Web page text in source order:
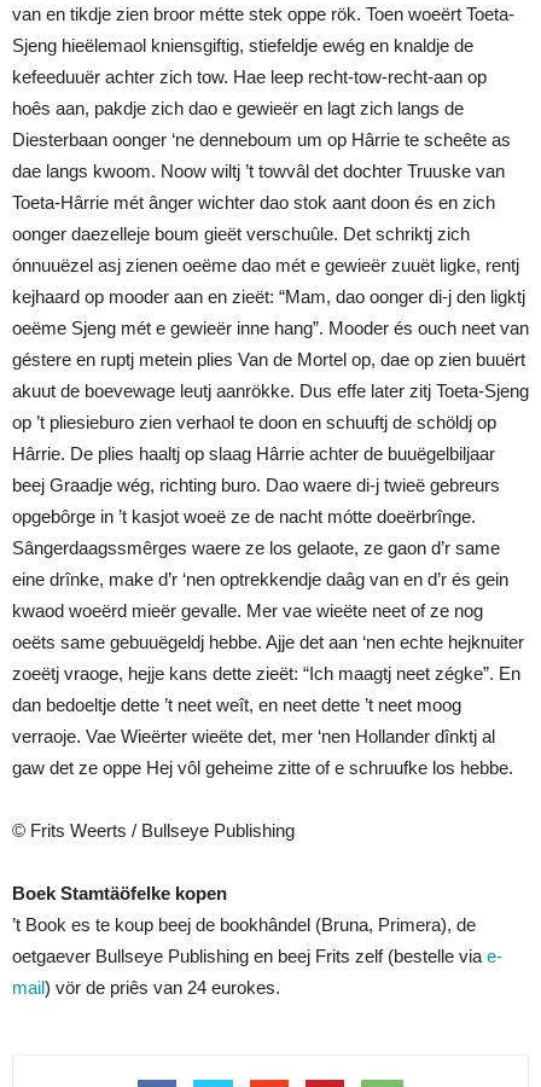
van en tikdje zien broor métte stek oppe rök. Toen woeërt Toeta-
Sjeng hieëlemaol kniensgiftig, stiefeldje ewég en knaldje de
kefeeduuër achter zich tow. Hae leep recht-tow-recht-aan op
hoês aan, pakdje zich dao e gewieër en lagt zich langs de
Diesterbaan oonger ‘ne denneboum um op Hârrie te scheête as
dae langs kwoom. Noow wiltj ’t towvâl det dochter Truuske van
Toeta-Hârrie mét ânger wichter dao stok aant doon és en zich
oonger daezelleje boum gieët verschuûle. Det schriktj zich
ónnuuëzel asj zienen oeëme dao mét e gewieër zuuët ligke, rentj
kejhaard op mooder aan en zieët: “Mam, dao oonger di-j den ligktj
oeëme Sjeng mét e gewieër inne hang”. Mooder és ouch neet van
géstere en ruptj metein plies Van de Mortel op, dae op zien buuërt
akuut de boevewage leutj aanrökke. Dus effe later zitj Toeta-Sjeng
op ’t pliesieburo zien verhaol te doon en schuuftj de schöldj op
Hârrie. De plies haaltj op slaag Hârrie achter de buuëgelbiljaar
beej Graadje wég, richting buro. Dao waere di-j twieë gebreurs
opgebôrge in ’t kasjot woeë ze de nacht mótte doeërbrînge.
Sângerdaagssmêrges waere ze los gelaote, ze gaon d’r same
eine drînke, make d’r ‘nen optrekkendje daâg van en d’r és gein
kwaod woeërd mieër gevalle. Mer vae wieëte neet of ze nog
oeëts same gebuuëgeldj hebbe. Ajje det aan ‘nen echte hejknuiter
zoeëtj vraoge, hejje kans dette zieët: “Ich maagtj neet zégke”. En
dan bedoeltje dette ’t neet weît, en neet dette ’t neet moog
verraoje. Vae Wieërter wieëte det, mer ‘nen Hollander dînktj al
gaw det ze oppe Hej vôl geheime zitte of e schruufke los hebbe.
© Frits Weerts / Bullseye Publishing
Boek Stamtäöfelke kopen
’t Book es te koup beej de bookhândel (Bruna, Primera), de
oetgaever Bullseye Publishing en beej Frits zelf (bestelle via e-
mail) vör de priês van 24 eurokes.